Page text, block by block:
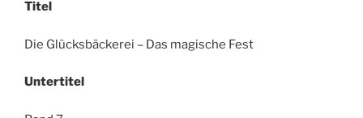
Titel
Die Glücksbäckerei – Das magische Fest
Untertitel